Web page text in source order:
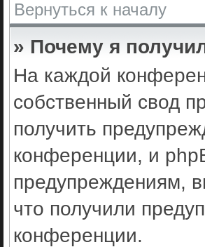
Вернуться к началу
» Почему я
На каждой
собственный свод
получить
конференции, и
предупреждениям,
что получили
конференции.